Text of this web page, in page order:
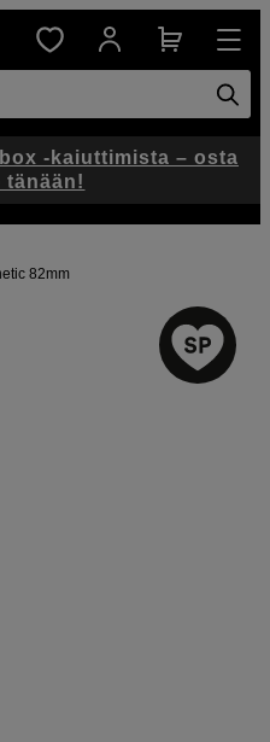
82mm
-kaiuttimista – osta
tänään!